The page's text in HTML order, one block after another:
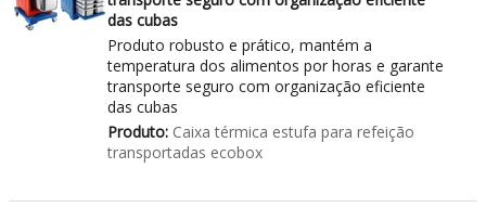
das cubas
Produto robusto e prático, mantém a
temperatura dos alimentos por horas e garante
transporte seguro com organização eficiente
das cubas
Produto:Caixa térmica estufa para refeição
transportadas ecobox